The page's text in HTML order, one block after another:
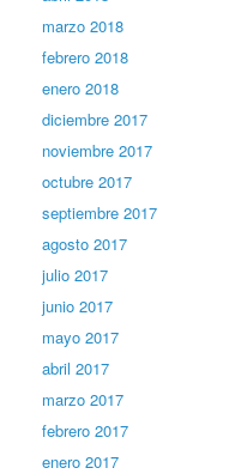
marzo 2018
febrero 2018
enero 2018
diciembre 2017
noviembre 2017
octubre 2017
septiembre 2017
agosto 2017
julio 2017
junio 2017
mayo 2017
abril 2017
marzo 2017
febrero 2017
enero 2017